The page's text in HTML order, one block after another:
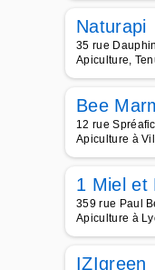
Naturapi
35 rue
Apiculture,
Bee
12 rue
Apiculture à
1 Miel et
359 rue Paul
Apiculture à
IZIgreen